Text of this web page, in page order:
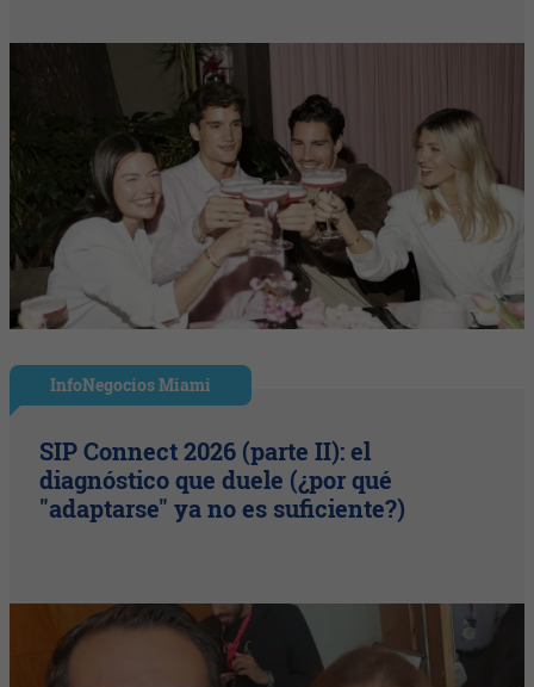
InfoNegocios Miami
SIP Connect 2026 (parte II): el
diagnóstico que duele (¿por qué
"adaptarse" ya no es suficiente?)